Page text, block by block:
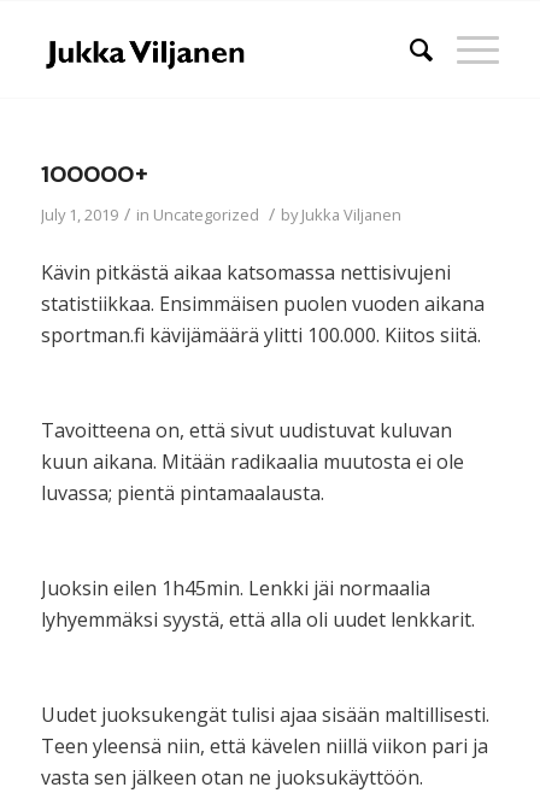
100000+
July 1, 2019 / in Uncategorized / byJukka Viljanen
Kävin pitkästä aikaa katsomassa nettisivujeni
statistiikkaa. Ensimmäisen puolen vuoden aikana
sportman.fi kävijämäärä ylitti 100.000. Kiitos siitä.
Tavoitteena on, että sivut uudistuvat kuluvan
kuun aikana. Mitään radikaalia muutosta ei ole
luvassa; pientä pintamaalausta.
Juoksin eilen 1h45min. Lenkki jäi normaalia
lyhyemmäksi syystä, että alla oli uudet lenkkarit.
Uudet juoksukengät tulisi ajaa sisään maltillisesti.
Teen yleensä niin, että kävelen niillä viikon pari ja
vasta sen jälkeen otan ne juoksukäyttöön.